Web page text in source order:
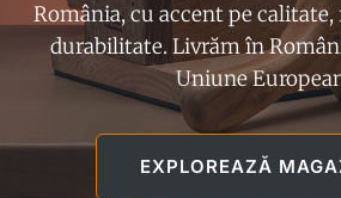
România, cu accent pe
durabilitate. Livrăm în
Uniune
EXPLOREAZĂ